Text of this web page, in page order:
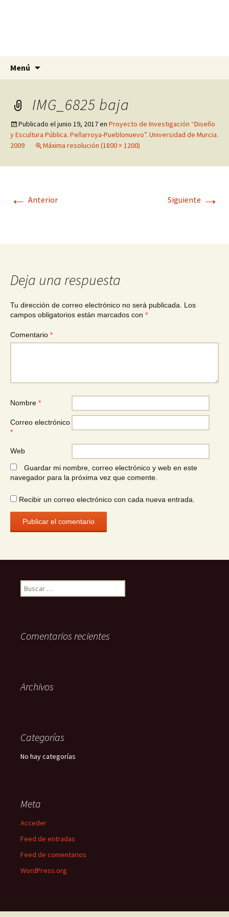
Menú
IMG_6825 baja
Publicado eljunio 19, 2017en Proyecto de Investigación “Diseño
y Escultura Pública. Peñarroya-Pueblonuevo”. Universidad de Murcia.
2009
Máxima resolución (1800 × 1200)
← Anterior Siguiente →
Deja una respuesta
Tu dirección de correo electrónico no será publicada.
Los
campos obligatorios están marcados con *
Comentario *
Nombre *
Correo electrónico
*
Web
Guardar mi nombre, correo electrónico y web en este
navegador para la próxima vez que comente.
Recibir un correo electrónico con cada nueva entrada.
Buscar:
Comentarios recientes
Archivos
Categorías
No hay categorías
Meta
Acceder
Feed de entradas
Feed de comentarios
WordPress.org